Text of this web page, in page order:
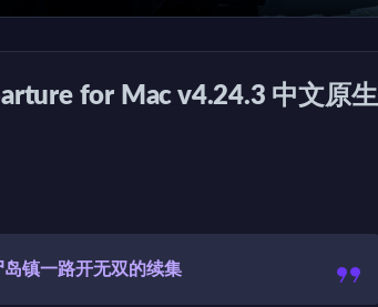
for Mac v4.24.3 中文原生
镇一路开无双的续集